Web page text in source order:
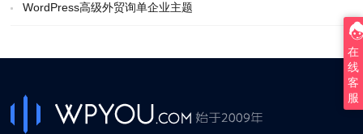
WordPress高级外贸询单企业主题
在
线
客
服